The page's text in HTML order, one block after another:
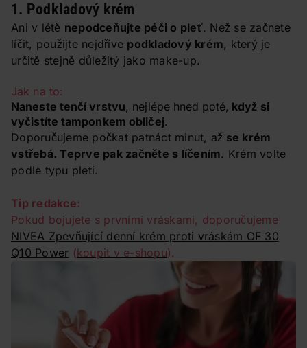
1. Podkladový krém
Ani v létě nepodceňujte péči o pleť. Než se začnete
líčit, použijte nejdříve podkladový krém, který je
určitě stejně důležitý jako make-up.
Jak na to:
Naneste tenčí vrstvu, nejlépe hned poté, když si
vyčistíte tamponkem obličej.
Doporučujeme počkat patnáct minut, až se krém
vstřebá. Teprve pak začněte s líčením. Krém volte
podle typu pleti.
Tip redakce:
Pokud bojujete s prvními vráskami, doporučujeme
NIVEA Zpevňující denní krém proti vráskám OF 30
Q10 Power (koupit v e-shopu).